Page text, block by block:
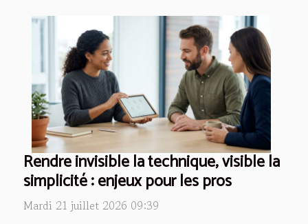
Rendre invisible la technique, visible la
simplicité : enjeux pour les pros
Mardi 21 juillet 2026 09:39